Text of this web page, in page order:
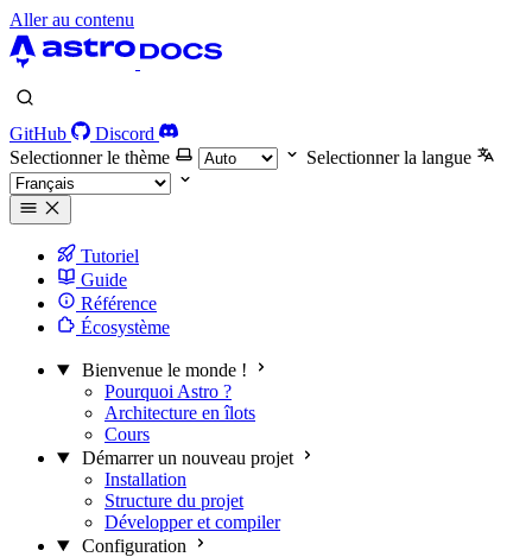
Aller au contenu
GitHub
Discord
Selectionner le thème
Selectionner la langue
Tutoriel
Guide
Référence
Écosystème
Bienvenue le monde !
Pourquoi Astro ?
Architecture en îlots
Cours
Démarrer un nouveau projet
Installation
Structure du projet
Développer et compiler
Configuration